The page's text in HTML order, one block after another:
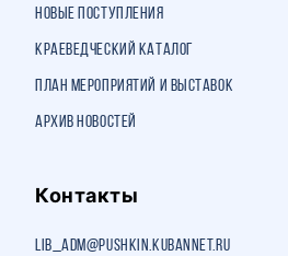
Новые поступления
Краеведческий каталог
План мероприятий и выставок
Архив новостей
Контакты
lib_adm@pushkin.kubannet.ru